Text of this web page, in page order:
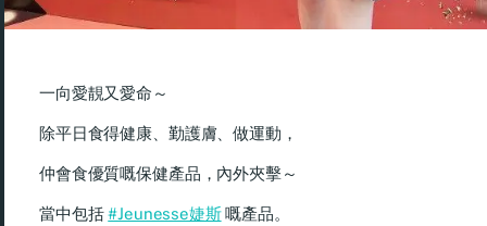
一向愛靚又愛命～
除平日食得健康、勤護膚、做運動，
仲會食優質嘅保健產品，內外夾擊～
當中包括#Jeunesse婕斯嘅產品。